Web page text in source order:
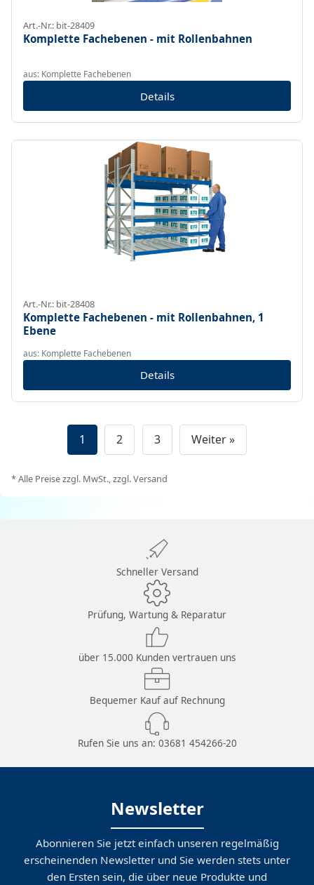
Art.-Nr.: bit-28409
Komplette Fachebenen - mit Rollenbahnen
aus: Komplette Fachebenen
Details
Art.-Nr.: bit-28408
Komplette Fachebenen - mit Rollenbahnen, 1
Ebene
aus: Komplette Fachebenen
Details
1 2 3 Weiter »
* Alle Preise zzgl. MwSt., zzgl. Versand
Schneller Versand
Prüfung, Wartung & Reparatur
über 15.000 Kunden vertrauen uns
Bequemer Kauf auf Rechnung
Rufen Sie uns an: 03681 454266-20
Newsletter
Abonnieren Sie jetzt einfach unseren regelmäßig
erscheinenden Newsletter und Sie werden stets unter
den Ersten sein, die über neue Produkte und